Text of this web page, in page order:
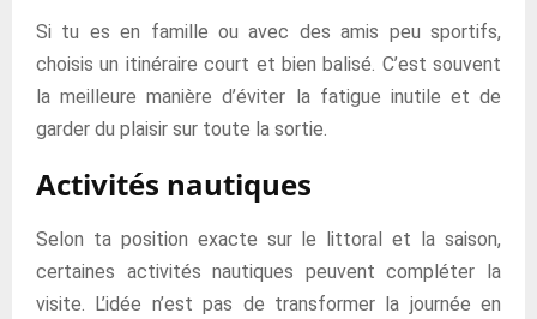
Si tu es en famille ou avec des amis peu sportifs,
choisis un itinéraire court et bien balisé. C’est souvent
la meilleure manière d’éviter la fatigue inutile et de
garder du plaisir sur toute la sortie.
Activités nautiques
Selon ta position exacte sur le littoral et la saison,
certaines activités nautiques peuvent compléter la
visite. L’idée n’est pas de transformer la journée en